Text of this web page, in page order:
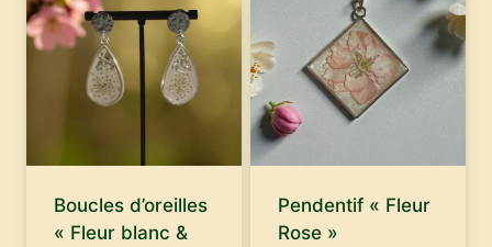
Boucles d’oreilles
« Fleur blanc &
Pendentif « Fleur
Rose »